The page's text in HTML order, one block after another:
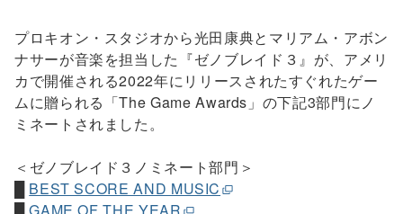
プロキオン・スタジオから光田康典とマリアム・アボン
ナサーが音楽を担当した『ゼノブレイド３』が、アメリ
カで開催される2022年にリリースされたすぐれたゲー
ムに贈られる「The Game Awards」の下記3部門にノ
ミネートされました。
＜ゼノブレイド３ノミネート部門＞
BEST SCORE AND MUSIC